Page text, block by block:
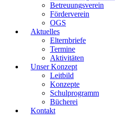
Betreuungsverein
Förderverein
OGS
Aktuelles
Elternbriefe
Termine
Aktivitäten
Unser Konzept
Leitbild
Konzepte
Schulprogramm
Bücherei
Kontakt